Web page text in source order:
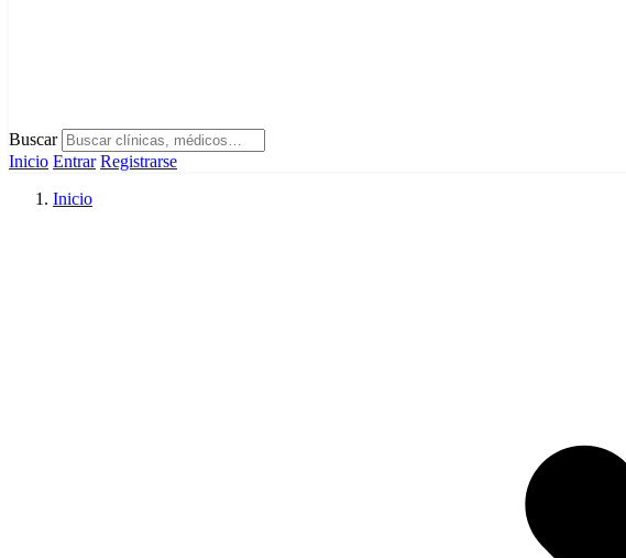
Buscar
Inicio Entrar Registrarse
Inicio